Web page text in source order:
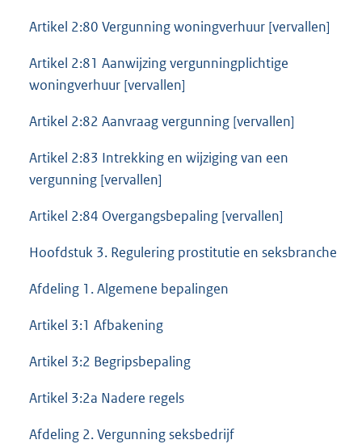
Artikel 2:80 Vergunning woningverhuur [vervallen]
Artikel 2:81 Aanwijzing vergunningplichtige
woningverhuur [vervallen]
Artikel 2:82 Aanvraag vergunning [vervallen]
Artikel 2:83 Intrekking en wijziging van een
vergunning [vervallen]
Artikel 2:84 Overgangsbepaling [vervallen]
Hoofdstuk 3. Regulering prostitutie en seksbranche
Afdeling 1. Algemene bepalingen
Artikel 3:1 Afbakening
Artikel 3:2 Begripsbepaling
Artikel 3:2a Nadere regels
Afdeling 2. Vergunning seksbedrijf